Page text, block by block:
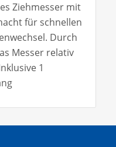
Ziehmesser mit
für schnellen
Durch
Messer relativ
1